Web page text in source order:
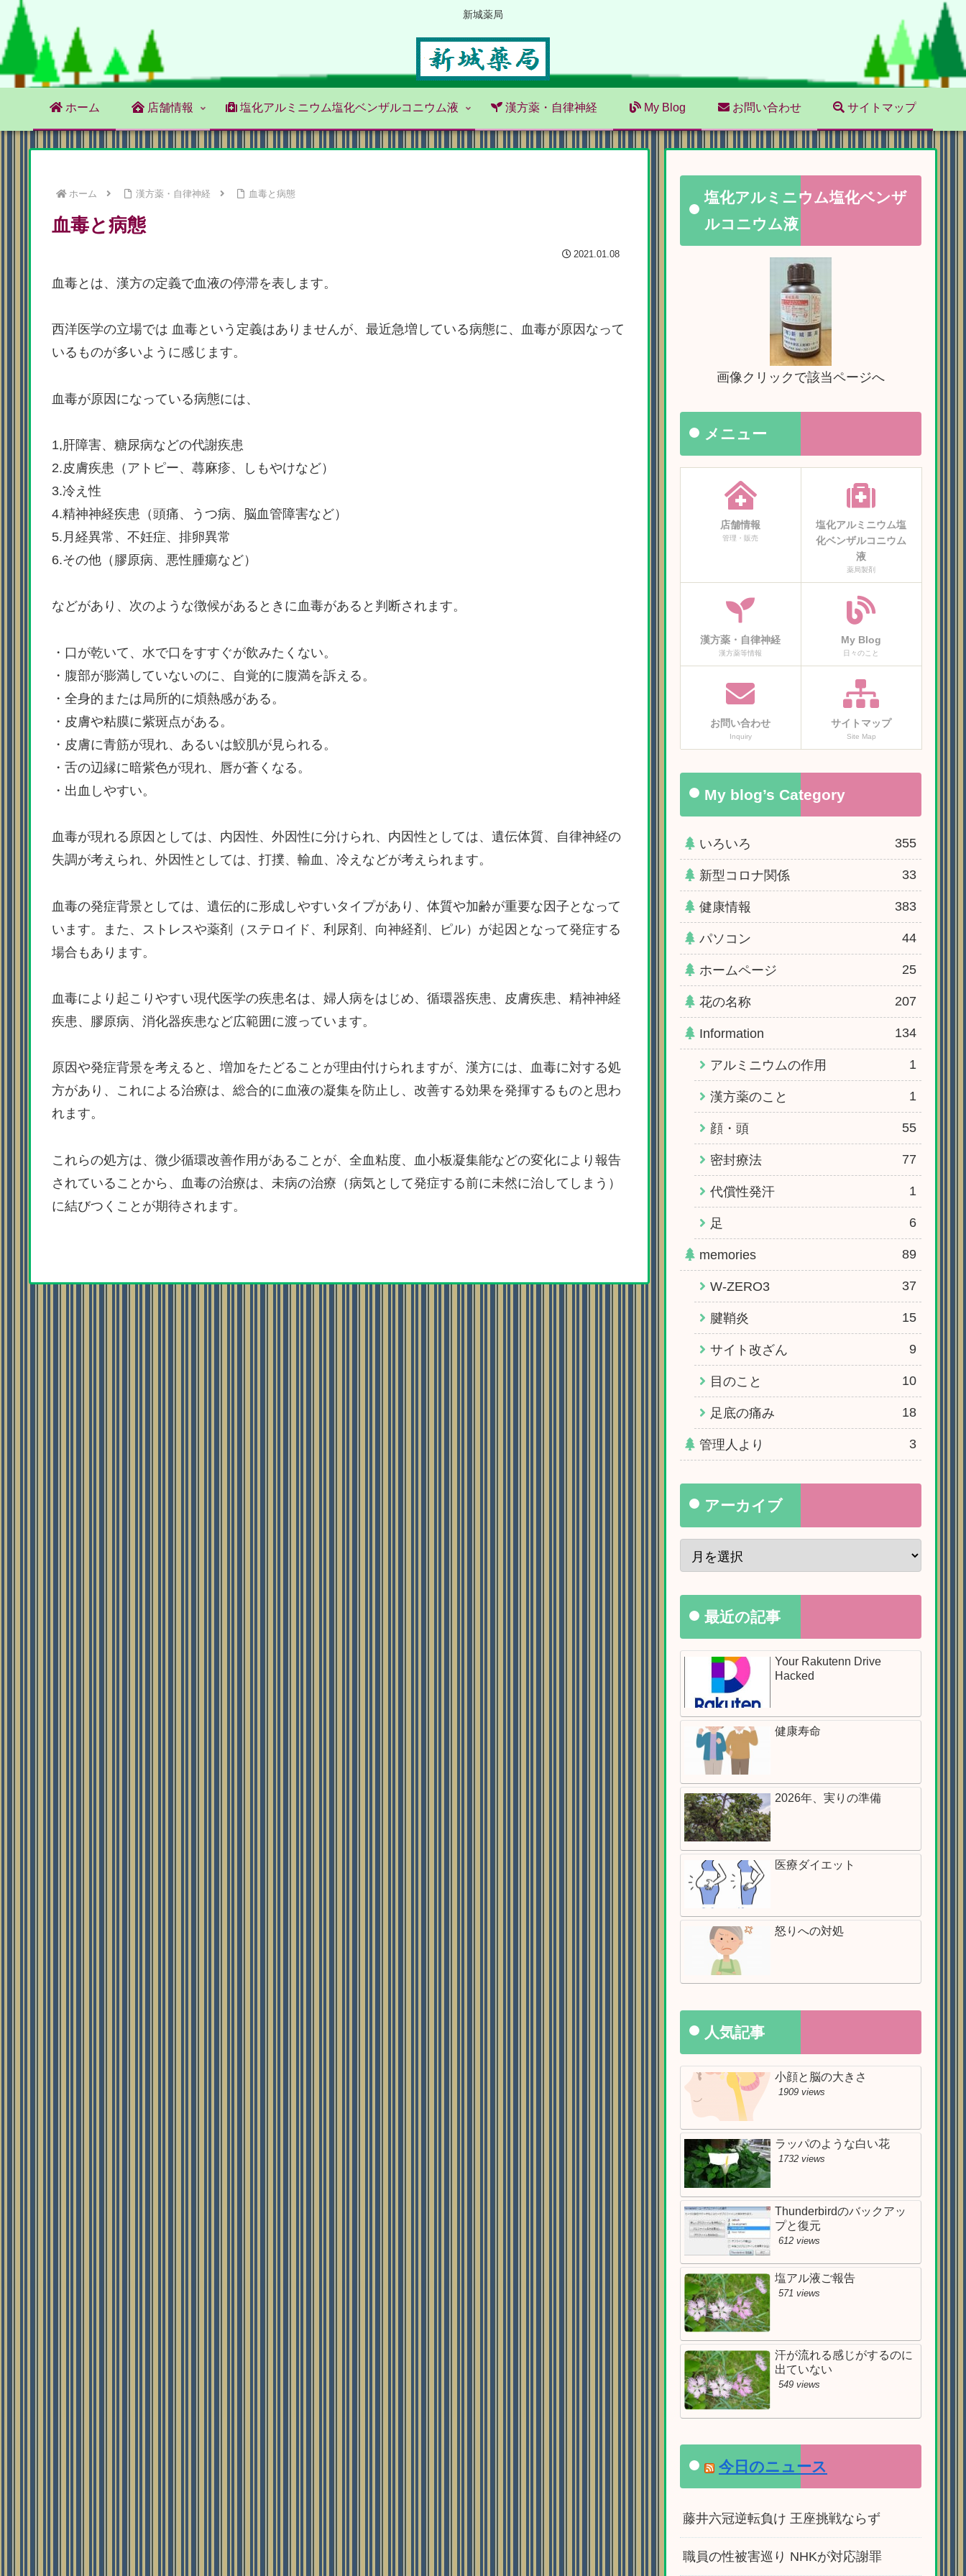
新城薬局
ホーム 店舗情報 塩化アルミニウム塩化ベンザルコニウム液 漢方薬・自律神経 My Blog お問い合わせ サイトマップ
ホーム 漢方薬・自律神経 血毒と病態
血毒と病態
2021.01.08
血毒とは、漢方の定義で血液の停滞を表します。
西洋医学の立場では 血毒という定義はありませんが、最近急増している病態に、血毒が原因なって
いるものが多いように感じます。
血毒が原因になっている病態には、
1,肝障害、糖尿病などの代謝疾患
2.皮膚疾患（アトピー、蕁麻疹、しもやけなど）
3.冷え性
4.精神神経疾患（頭痛、うつ病、脳血管障害など）
5.月経異常、不妊症、排卵異常
6.その他（膠原病、悪性腫瘍など）
などがあり、次のような徴候があるときに血毒があると判断されます。
・口が乾いて、水で口をすすぐが飲みたくない。
・腹部が膨満していないのに、自覚的に腹満を訴える。
・全身的または局所的に煩熱感がある。
・皮膚や粘膜に紫斑点がある。
・皮膚に青筋が現れ、あるいは鮫肌が見られる。
・舌の辺縁に暗紫色が現れ、唇が蒼くなる。
・出血しやすい。
血毒が現れる原因としては、内因性、外因性に分けられ、内因性としては、遺伝体質、自律神経の
失調が考えられ、外因性としては、打撲、輸血、冷えなどが考えられます。
血毒の発症背景としては、遺伝的に形成しやすいタイプがあり、体質や加齢が重要な因子となって
います。また、ストレスや薬剤（ステロイド、利尿剤、向神経剤、ピル）が起因となって発症する
場合もあります。
血毒により起こりやすい現代医学の疾患名は、婦人病をはじめ、循環器疾患、皮膚疾患、精神神経
疾患、膠原病、消化器疾患など広範囲に渡っています。
原因や発症背景を考えると、増加をたどることが理由付けられますが、漢方には、血毒に対する処
方があり、これによる治療は、総合的に血液の凝集を防止し、改善する効果を発揮するものと思わ
れます。
これらの処方は、微少循環改善作用があることが、全血粘度、血小板凝集能などの変化により報告
されていることから、血毒の治療は、未病の治療（病気として発症する前に未然に治してしまう）
に結びつくことが期待されます。
塩化アルミニウム塩化ベンザ
ルコニウム液
画像クリックで該当ページへ
メニュー
店舗情報
管理・販売
塩化アルミニウム塩
化ベンザルコニウム
液
薬局製剤
漢方薬・自律神経
漢方薬等情報
My Blog
日々のこと
お問い合わせ
Inquiry
サイトマップ
Site Map
My blog’s Category
いろいろ 355
新型コロナ関係 33
健康情報 383
パソコン 44
ホームページ 25
花の名称 207
Information 134
アルミニウムの作用 1
漢方薬のこと 1
顔・頭 55
密封療法 77
代償性発汗 1
足 6
memories 89
W-ZERO3 37
腱鞘炎 15
サイト改ざん 9
目のこと 10
足底の痛み 18
管理人より 3
アーカイブ
最近の記事
Your Rakutenn Drive
Hacked
健康寿命
2026年、実りの準備
医療ダイエット
怒りへの対処
人気記事
小顔と脳の大きさ
1909 views
ラッパのような白い花
1732 views
Thunderbirdのバックアッ
プと復元
612 views
塩アル液ご報告
571 views
汗が流れる感じがするのに
出ていない
549 views
今日のニュース
藤井六冠逆転負け 王座挑戦ならず
職員の性被害巡り NHKが対応謝罪